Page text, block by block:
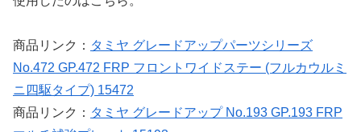
商品リンク： タミヤ グレードアップパーツシリーズ
No.472 GP.472 FRP フロントワイドステー (フルカウルミ
ニ四駆タイプ) 15472
商品リンク： タミヤ グレードアップ No.193 GP.193 FRP